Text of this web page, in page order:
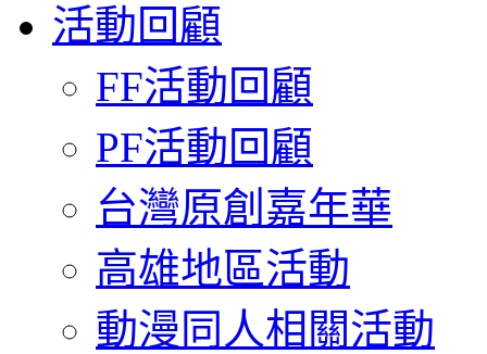
活動回顧
FF活動回顧
PF活動回顧
台灣原創嘉年華
高雄地區活動
動漫同人相關活動